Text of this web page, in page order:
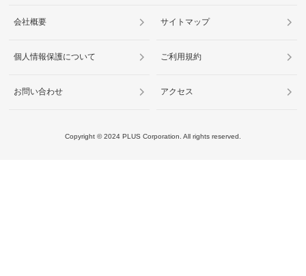
会社概要 サイトマップ
個人情報保護について ご利用規約
お問い合わせ アクセス
Copyright ©2024 PLUS Corporation. All rights reserved.